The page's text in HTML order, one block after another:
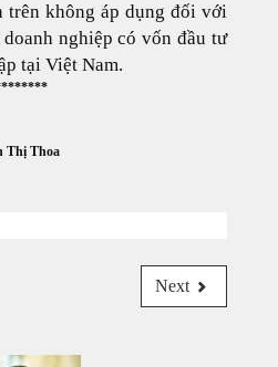
trên không áp dụng đối với
nghiệp có vốn đầu tư
tại Việt Nam.
Thị Thoa
Next